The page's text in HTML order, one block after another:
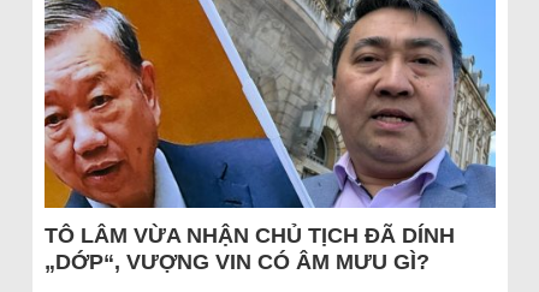
TÔ LÂM VỪA NHẬN CHỦ TỊCH ĐÃ DÍNH
„DỚP“, VƯỢNG VIN CÓ ÂM MƯU GÌ?